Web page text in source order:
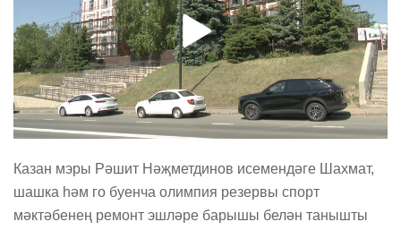
Казан мэры Рәшит Нәҗметдинов исемендәге Шахмат,
шашка һәм го буенча олимпия резервы спорт
мәктәбенең ремонт эшләре барышы белән танышты